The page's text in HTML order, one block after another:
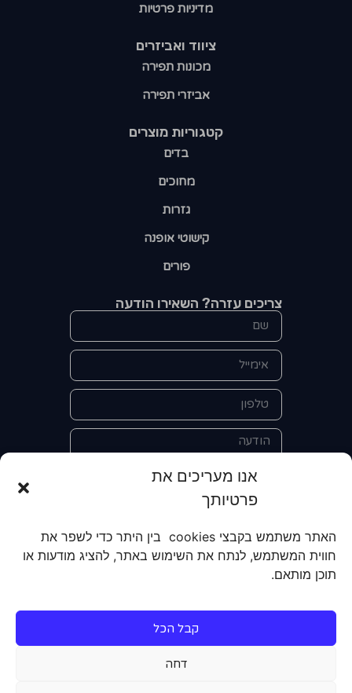
אנו מעריכים את
פרטיותך
האתר משתמש בקבצי cookies בין היתר כדי לשפר את
חווית המשתמש, לנתח את השימוש באתר, להציג מודעות או
תוכן מותאם.
קבל הכל
דחה
קטגוריות מוצרים​
בדים
מחוכים
גזרות
קישוטי אופנה
פורים
ציווד ואביזרים
מכונות תפירה
אביזרי תפירה
מדיניות פרטיות
צריכים עזרה? השאירו הודעה
והשימוש בהם כדי ליצור איתי קשר לצורך
קבלת מידע על מוצרים, שירותים, מועדון
לקוחות. אני מודע/ת שאוכל לבטל את
שליחה